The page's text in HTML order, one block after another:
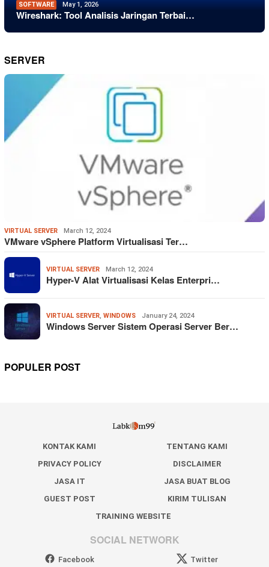
SOFTWARE May 1, 2026
Wireshark: Tool Analisis Jaringan Terbai…
SERVER
VIRTUAL SERVER March 12, 2024
VMware vSphere Platform Virtualisasi Ter…
VIRTUAL SERVER March 12, 2024
Hyper-V Alat Virtualisasi Kelas Enterpri…
VIRTUAL SERVER, WINDOWS January 24, 2024
Windows Server Sistem Operasi Server Ber…
POPULER POST
KONTAK KAMI
TENTANG KAMI
PRIVACY POLICY
DISCLAIMER
JASA IT
JASA BUAT BLOG
GUEST POST
KIRIM TULISAN
TRAINING WEBSITE
SOCIAL NETWORK
Facebook Twitter